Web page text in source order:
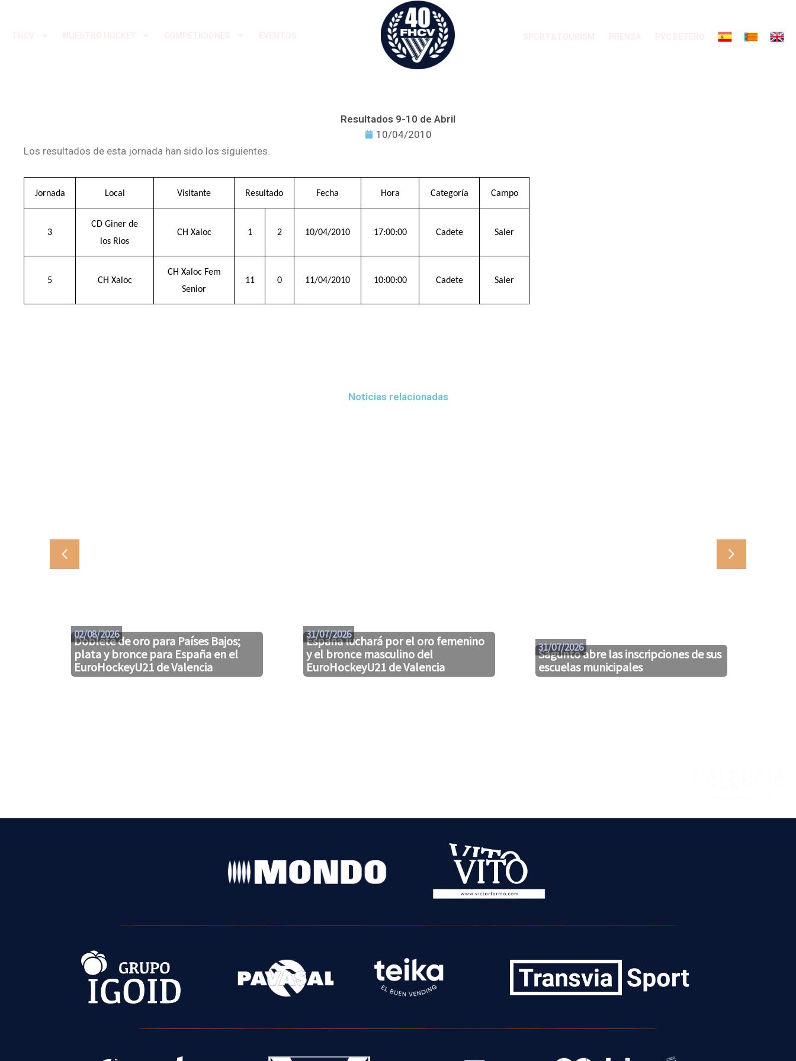
Resultados 9-10 de Abril
10/04/2010
Los resultados de esta jornada han sido los siguientes.
Jornada Local Visitante Resultado Fecha Hora Categoría Campo
3
CD Giner de
los Rios
CH Xaloc 1 2 10/04/2010 17:00:00 Cadete Saler
5 CH Xaloc
CH Xaloc Fem
Senior
11 0 11/04/2010 10:00:00 Cadete Saler
Noticias relacionadas
Doblete de oro para Países Bajos;
plata y bronce para España en el
EuroHockeyU21 de Valencia
02/08/2026
España luchará por el oro femenino
y el bronce masculino del
EuroHockeyU21 de Valencia
31/07/2026
Sagunto abre las inscripciones de sus
escuelas municipales
31/07/2026